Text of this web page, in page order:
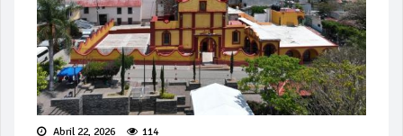
Abril 22, 2026 114